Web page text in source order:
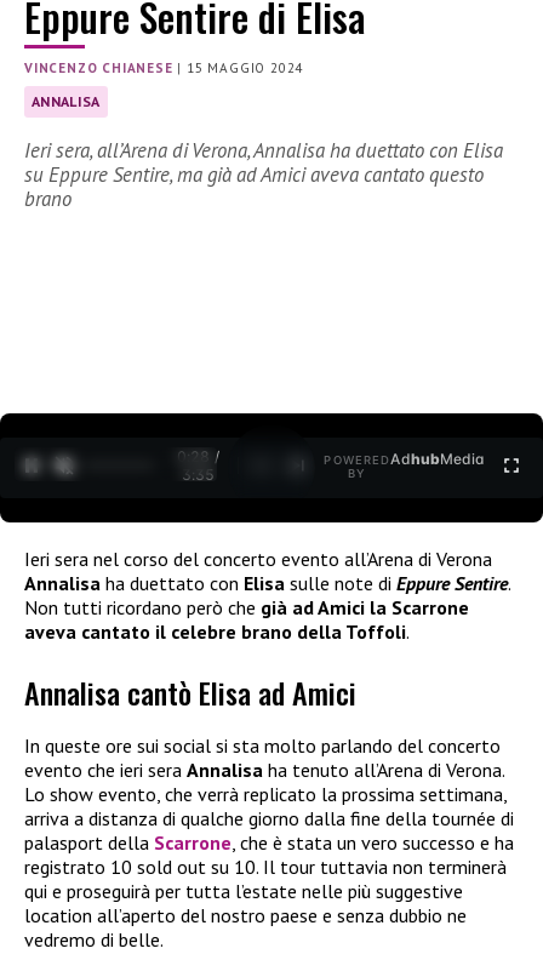
Eppure Sentire di Elisa
VINCENZO CHIANESE | 15 MAGGIO 2024
ANNALISA
Ieri sera, all’Arena di Verona, Annalisa ha duettato con Elisa
su Eppure Sentire, ma già ad Amici aveva cantato questo
brano
0:29 /
3:35
POWERED
BY
AdhubMedia
Ieri sera nel corso del concerto evento all’Arena di Verona
Annalisa ha duettato con Elisa sulle note di Eppure Sentire.
Non tutti ricordano però che già ad Amici la Scarrone
aveva cantato il celebre brano della Toffoli.
Annalisa cantò Elisa ad Amici
In queste ore sui social si sta molto parlando del concerto
evento che ieri sera Annalisa ha tenuto all’Arena di Verona.
Lo show evento, che verrà replicato la prossima settimana,
arriva a distanza di qualche giorno dalla fine della tournée di
palasport della Scarrone, che è stata un vero successo e ha
registrato 10 sold out su 10. Il tour tuttavia non terminerà
qui e proseguirà per tutta l’estate nelle più suggestive
location all’aperto del nostro paese e senza dubbio ne
vedremo di belle.